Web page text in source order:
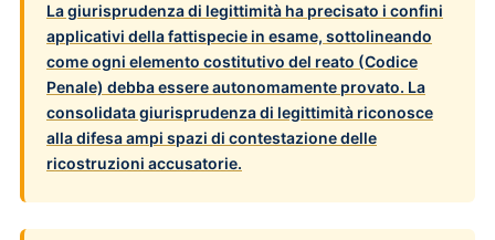
La giurisprudenza di legittimità ha precisato i confini
applicativi della fattispecie in esame, sottolineando
come ogni elemento costitutivo del reato (Codice
Penale) debba essere autonomamente provato. La
consolidata giurisprudenza di legittimità riconosce
alla difesa ampi spazi di contestazione delle
ricostruzioni accusatorie.